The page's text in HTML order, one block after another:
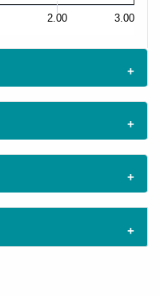
2.00 3.00